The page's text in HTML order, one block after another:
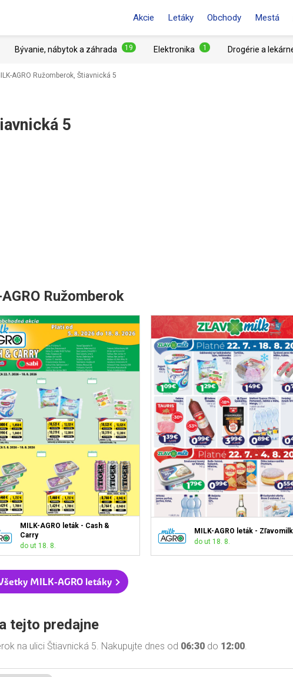
Akcie Letáky Obchody Mestá
Bývanie, nábytok a záhrada 19 Elektronika 1 Drogérie a
AGRO Ružomberok, Štiavnická 5
5
Ružomberok
MILK-AGRO leták - Cash &
Carry
do ut 18. 8.
MILK-AGRO leták - Zľavomilk
do ut 18. 8.
MILK-AGRO letáky
tejto predajne
na ulici Štiavnická 5. Nakupujte dnes od 06:30 do 12:00.